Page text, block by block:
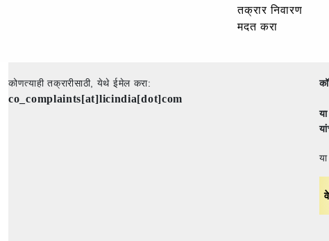
तक्रार निवारण
मदत करा
कोणत्याही तक्रारीसाठी, येथे ईमेल करा:
co_complaints[at]licindia[dot]com